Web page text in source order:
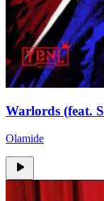
Warlords (feat.
Olamide